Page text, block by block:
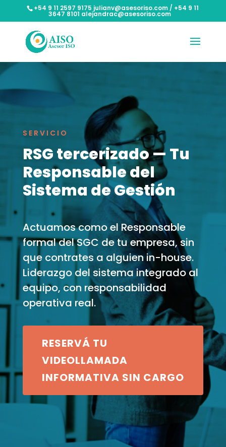
+54 9 11 2597 9175 julianv@asesoriso.com / +54 9 11
3647 8101 alejandrac@asesoriso.com
SERVICIO
RSG tercerizado — Tu
Responsable del
Sistema de Gestión
Actuamos como el Responsable
formal del SGC de tu empresa, sin
que contrates a alguien in-house.
Liderazgo del sistema integrado al
equipo, con responsabilidad
operativa real.
RESERVÁ TU
VIDEOLLAMADA
INFORMATIVA SIN CARGO